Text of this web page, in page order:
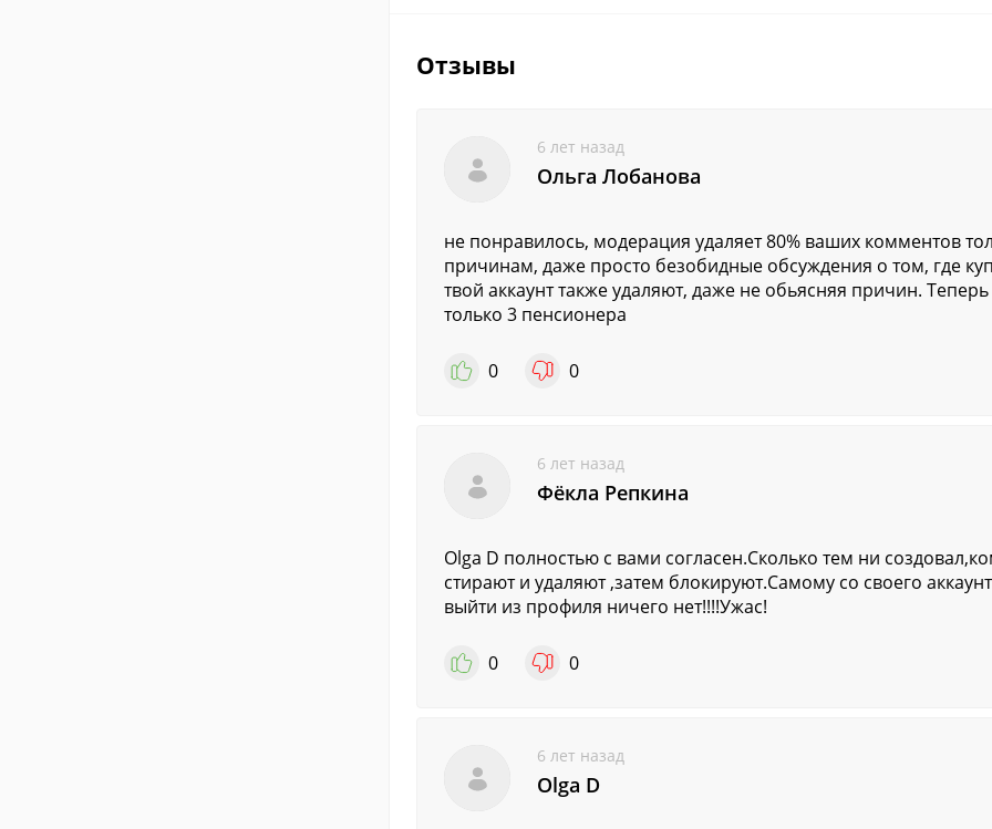
Отзывы
6 лет назад
Ольга Лобанова
не понравилось, модерация удаляет 80% ваших комментов
причинам, даже просто безобидные обсуждения о том, где
твой аккаунт также удаляют, даже не обьясняя причин.
только 3 пенсионера
0 0
6 лет назад
Фёкла Репкина
Olga D полностью с вами согласен.Сколько тем ни
стирают и удаляют ,затем блокируют.Самому со своего
выйти из профиля ничего нет!!!!Ужас!
0 0
6 лет назад
Olga D